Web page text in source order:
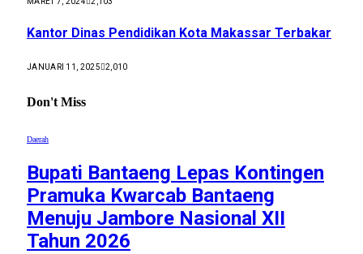
Kantor Dinas Pendidikan Kota Makassar Terbakar
JANUARI 11, 2025 2,010
Don't Miss
Daerah
Bupati Bantaeng Lepas Kontingen
Pramuka Kwarcab Bantaeng
Menuju Jambore Nasional XII
Tahun 2026